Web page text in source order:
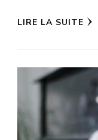
LIRE LA SUITE